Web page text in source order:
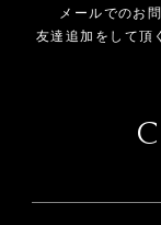
メールでのお
友達追加をして頂